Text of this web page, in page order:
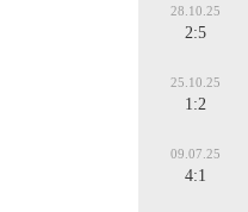
28.10.25
2:5
25.10.25
1:2
09.07.25
4:1